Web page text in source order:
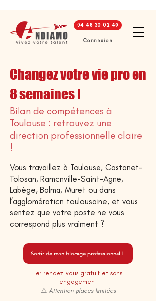
04 48 30 02 40
Connexion
Changez votre vie proen
8 semaines !
Bilan de compétences à
Toulouse : retrouvez une
direction professionnelle claire
!
Vous travaillez à Toulouse, Castanet-
Tolosan, Ramonville-Saint-Agne,
Labège, Balma, Muret ou dans
l’agglomération toulousaine, et vous
sentez que votre poste ne vous
correspond plus vraiment ?
Sortir de mon blocage professionnel !
1er rendez-vous gratuit et sans
engagement
⚠️ Attention places limitées